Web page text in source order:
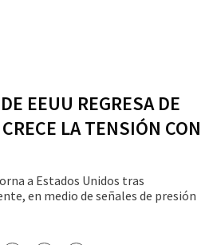
EEUU REGRESA DE
LA TENSIÓN CON
a Estados Unidos tras
en medio de señales de presión